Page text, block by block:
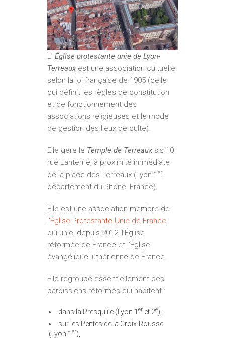
L’ Église protestante unie de Lyon-
Terreaux est une association cultuelle
selon la loi française de 1905 (celle
qui définit les règles de constitution
et de fonctionnement des
associations religieuses et le mode
de gestion des lieux de culte).
Elle gère le Temple de Terreaux sis 10
rue Lanterne, à proximité immédiate
de la place des Terreaux (Lyon 1 er,
département du Rhône, France).
Elle est une association membre de
l’Église Protestante Unie de France,
qui unie, depuis 2012, l’Église
réformée de France et l’Église
évangélique luthérienne de France.
Elle regroupe essentiellement des
paroissiens réformés qui habitent :
dans la Presqu’île (Lyon 1 er et 2e),
sur les Pentes de la Croix-Rousse
(Lyon 1 er),